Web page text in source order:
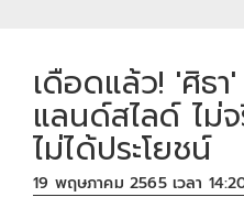
เดือดแล้ว! 'ศิธ
แลนด์สไลด์ ไม่
ไม่ได้ประโยชน์
19 พฤษภาคม 2565 เวลา